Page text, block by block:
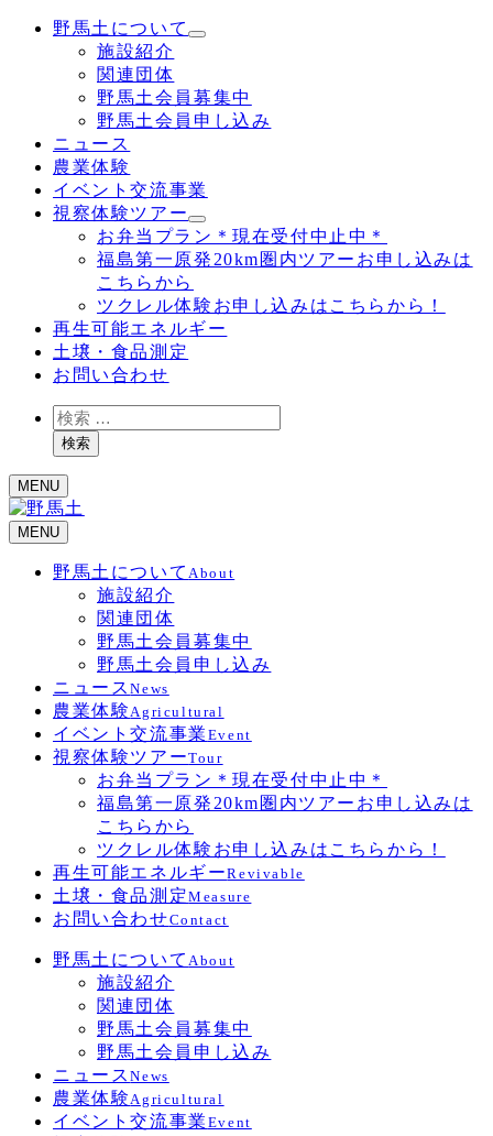
野馬土について
施設紹介
関連団体
野馬土会員募集中
野馬土会員申し込み
ニュース
農業体験
イベント交流事業
視察体験ツアー
お弁当プラン＊現在受付中止中＊
福島第一原発20km圏内ツアーお申し込みは
こちらから
ツクレル体験お申し込みはこちらから！
再生可能エネルギー
土壌・食品測定
お問い合わせ
検
索検索
MENU
MENU
野馬土について About
施設紹介
関連団体
野馬土会員募集中
野馬土会員申し込み
ニュースNews
農業体験Agricultural
イベント交流事業 Event
視察体験ツアーTour
お弁当プラン＊現在受付中止中＊
福島第一原発20km圏内ツアーお申し込みは
こちらから
ツクレル体験お申し込みはこちらから！
再生可能エネルギーRevivable
土壌・食品測定Measure
お問い合わせContact
野馬土について About
施設紹介
関連団体
野馬土会員募集中
野馬土会員申し込み
ニュースNews
農業体験Agricultural
イベント交流事業 Event